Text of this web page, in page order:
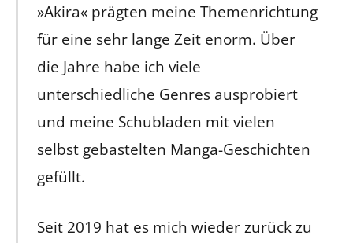
»Akira« prägten meine Themenrichtung
für eine sehr lange Zeit enorm. Über
die Jahre habe ich viele
unterschiedliche Genres ausprobiert
und meine Schubladen mit vielen
selbst gebastelten Manga-Geschichten
gefüllt.
Seit 2019 hat es mich wieder zurück zu